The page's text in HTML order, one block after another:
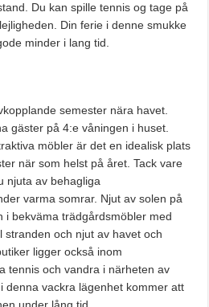
Du kan spille tennis og tage på
Din ferie i denne smukke
minder i lang tid.
semester nära havet.
gäster på 4:e våningen i huset.
möbler är det en idealisk plats
när som helst på året. Tack vare
njuta av behagliga
varma somrar. Njut av solen på
i bekväma trädgårdsmöbler med
stranden och njut av havet och
ligger också inom
tennis och vandra i närheten av
denna vackra lägenhet kommer att